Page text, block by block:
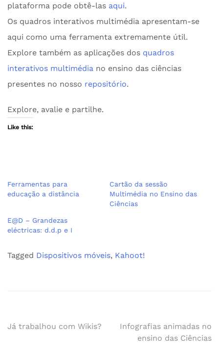
plataforma pode obtê-las aqui.
Os quadros interativos multimédia apresentam-se
aqui como uma ferramenta extremamente útil.
Explore também as aplicações dos quadros
interativos multimédia no ensino das ciências
presentes no nosso repositório.
Explore, avalie e partilhe.
Like this:
Ferramentas para
educação a distância
Cartão da sessão
Multimédia no Ensino das
Ciências
E@D – Grandezas
eléctricas: d.d.p e I
Tagged Dispositivos móveis, Kahoot!
Navegação
Já trabalhou com Wikis?
Infografias animadas no
ensino das Ciências